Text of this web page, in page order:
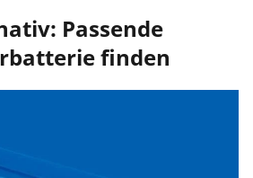
Passende
finden